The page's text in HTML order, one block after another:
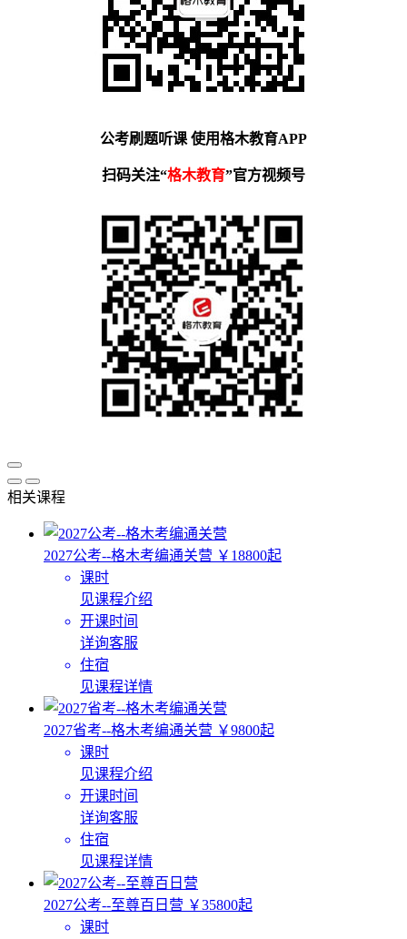
公考刷题听课 使用格木教育APP
扫码关注“格木教育”官方视频号
相关课程
2027公考--格木考编通关营 ￥18800起
课时
见课程介绍
开课时间
详询客服
住宿
见课程详情
2027省考--格木考编通关营 ￥9800起
课时
见课程介绍
开课时间
详询客服
住宿
见课程详情
2027公考--至尊百日营 ￥35800起
课时